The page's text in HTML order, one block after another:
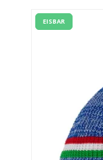
EISBAR